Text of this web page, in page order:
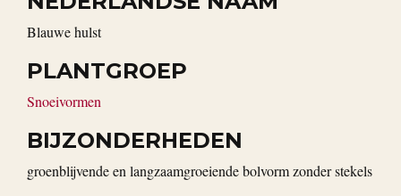
Blauwe hulst
PLANTGROEP
Snoeivormen
BIJZONDERHEDEN
groenblijvende en langzaamgroeiende bolvorm zonder stekels